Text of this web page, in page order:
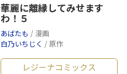
華麗に離縁してみせます
わ！５
あばたも / 漫画
白乃いちじく / 原作
レジーナコミックス